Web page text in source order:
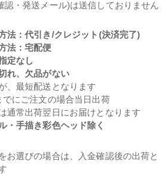
認・発送メール)は送信しておりません
法：代引き/クレジット(決済完了)
法：宅配便
定なし
れ、欠品がない
、最短配送となります
でにご注文の場合当日出荷
通常出荷翌日にお届けとなります
・手描き彩色ヘッド除く
お選びの場合は、入金確認後の出荷と